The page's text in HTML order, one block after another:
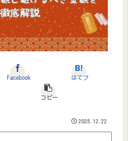
Facebook はてブ
コピー
2025.12.22